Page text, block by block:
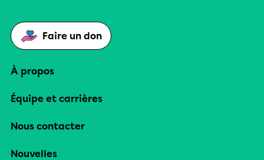
Faire un don
À propos
Équipe et carrières
Nous contacter
Nouvelles